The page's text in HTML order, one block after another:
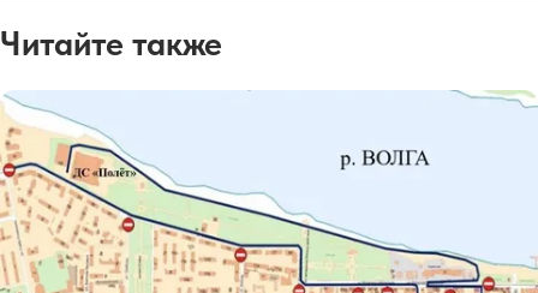
Читайте также